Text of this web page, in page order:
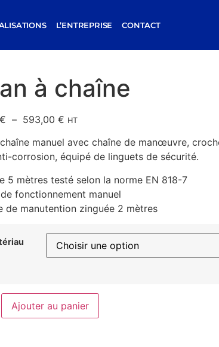
L’ENTREPRISE CONTACT
à chaîne
€ – 593,00 € HT
manuel avec chaîne de manœuvre,
corrosion, équipé de linguets de sécurité.
5 mètres testé selon la norme EN 818-7
fonctionnement manuel
de manutention zinguée 2 mètres
Ajouter au panier